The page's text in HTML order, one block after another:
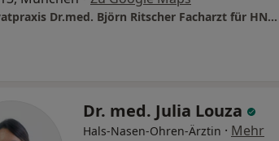
Privatpraxis Dr.med. Björn Ritscher Facharzt für HNO - Heilkunde
Dr. med. Julia Louza
Hals-Nasen-Ohren-Ärztin · Mehr